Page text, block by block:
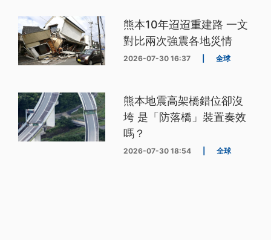
熊本10年迢迢重建路 一文
對比兩次強震各地災情
2026-07-30 16:37 全球
熊本地震高架橋錯位卻沒
垮 是「防落橋」裝置奏效
嗎？
2026-07-30 18:54 全球